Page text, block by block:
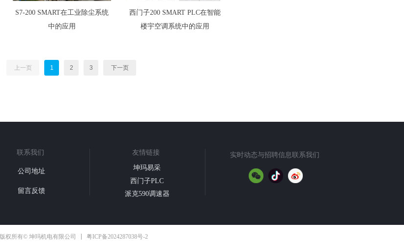
S7-200 SMART在工业除尘系统
中的应用
西门子200 SMART PLC在智能
楼宇空调系统中的应用
上一页 1 2 3 下一页
友情链接
坤玛易采
西门子PLC
派克590调速器
联系我们
公司地址
留言反馈
实时动态与招聘信息联系我们
版权所有© 坤玛机电有限公司 粤ICP备2024287038号-2